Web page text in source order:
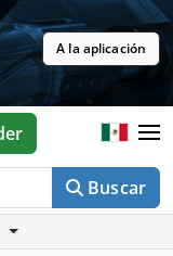
A la aplicación
Buscar